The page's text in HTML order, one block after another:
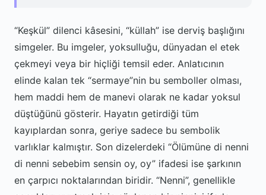
“Keşkül” dilenci kâsesini, “küllah” ise derviş başlığını
simgeler. Bu imgeler, yoksulluğu, dünyadan el etek
çekmeyi veya bir hiçliği temsil eder. Anlatıcının
elinde kalan tek “sermaye”nin bu semboller olması,
hem maddi hem de manevi olarak ne kadar yoksul
düştüğünü gösterir. Hayatın getirdiği tüm
kayıplardan sonra, geriye sadece bu sembolik
varlıklar kalmıştır. Son dizelerdeki “Ölümüne di nenni
di nenni sebebim sensin oy, oy” ifadesi ise şarkının
en çarpıcı noktalarından biridir. “Nenni”, genellikle